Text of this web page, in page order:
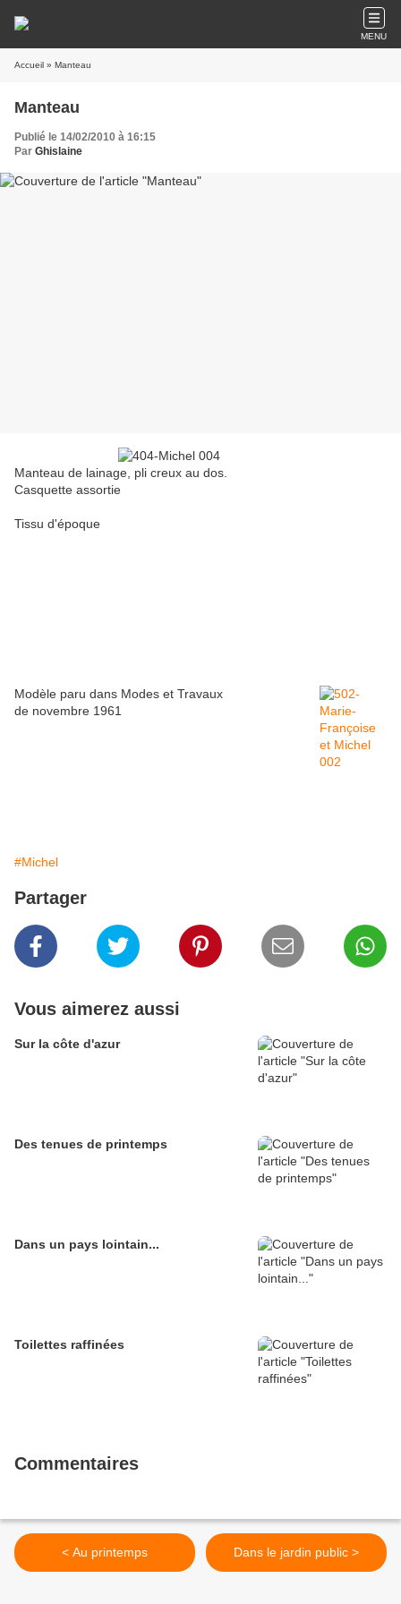
MENU
Accueil » Manteau
Manteau
Publié le 14/02/2010 à 16:15
Par Ghislaine
Manteau de lainage, pli creux au dos.
Casquette assortie
Tissu d'époque
Modèle paru dans Modes et Travaux
de novembre 1961
#Michel
Partager
Vous aimerez aussi
Sur la côte d'azur
Des tenues de printemps
Dans un pays lointain...
Toilettes raffinées
Commentaires
< Au printemps Dans le jardin public >